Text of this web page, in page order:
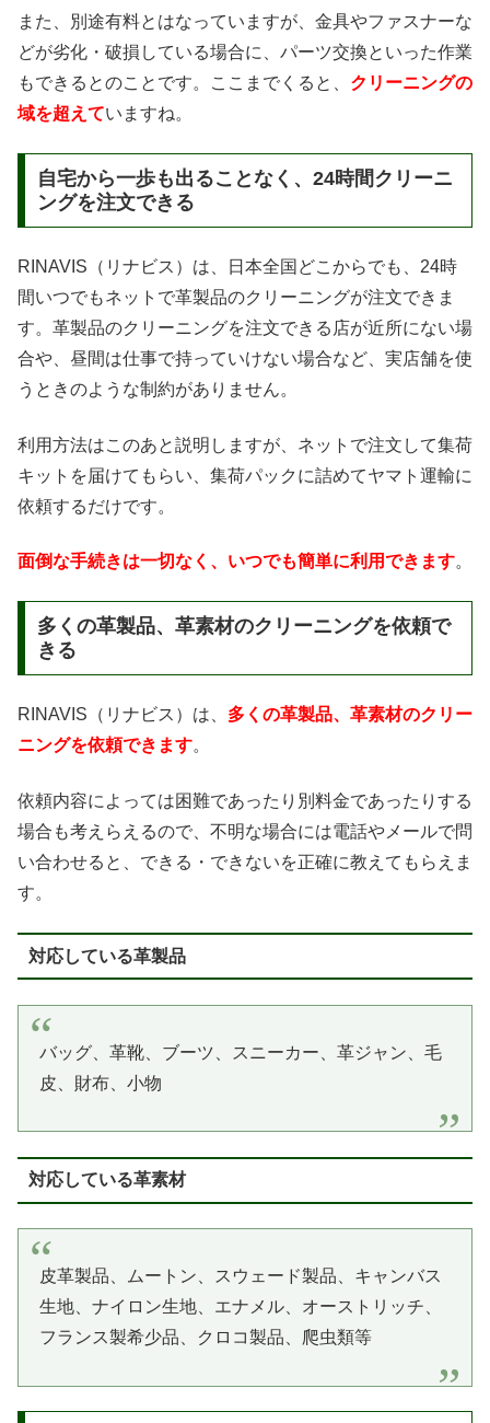
また、別途有料とはなっていますが、金具やファスナーな
どが劣化・破損している場合に、パーツ交換といった作業
もできるとのことです。ここまでくると、 クリーニングの
域を超えていますね。
自宅から一歩も出ることなく、24時間クリーニ
ングを注文できる
RINAVIS（リナビス）は、日本全国どこからでも、24時
間いつでもネットで革製品のクリーニングが注文できま
す。革製品のクリーニングを注文できる店が近所にない場
合や、昼間は仕事で持っていけない場合など、実店舗を使
うときのような制約がありません。
利用方法はこのあと説明しますが、ネットで注文して集荷
キットを届けてもらい、集荷パックに詰めてヤマト運輸に
依頼するだけです。
面倒な手続きは一切なく、いつでも簡単に利用できます。
多くの革製品、革素材のクリーニングを依頼で
きる
RINAVIS（リナビス）は、 多くの革製品、革素材のクリー
ニングを依頼できます。
依頼内容によっては困難であったり別料金であったりする
場合も考えらえるので、不明な場合には電話やメールで問
い合わせると、できる・できないを正確に教えてもらえま
す。
対応している革製品
バッグ、革靴、ブーツ、スニーカー、革ジャン、毛
皮、財布、小物
対応している革素材
皮革製品、ムートン、スウェード製品、キャンバス
生地、ナイロン生地、エナメル、オーストリッチ、
フランス製希少品、クロコ製品、爬虫類等